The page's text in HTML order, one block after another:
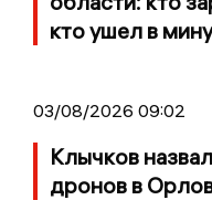
кто ушел в
03/08/2026 09:02
Клычков
дронов в